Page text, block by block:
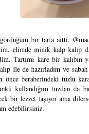
bir tarta aitti.
elimde minik kalp kalıp
Tartımı kare bir kalıbın
ile de hazırladım ve sabah
önce beraberindeki tuzlu
kullandığım tuzdan da
bir lezzet taşıyor ama
edebilirsiniz.